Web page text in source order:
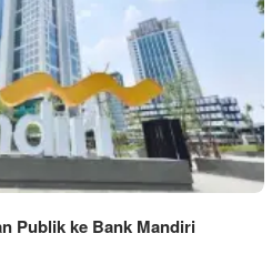
Publik ke Bank Mandiri